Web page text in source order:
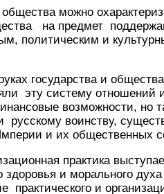
можно
на предмет
политическим и
государства и
эту систему отношений
возможности, но
воинству,
и их общественных
практика
и морального
практического и